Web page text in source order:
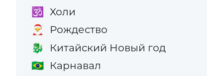
🕉️ Холи
🎅 Рождество
🐉 Китайский Новый год
🇧🇷 Карнавал